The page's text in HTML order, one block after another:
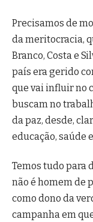
Precisamos de
da meritocracia,
Branco, Costa e
país era gerido
que vai influir no
buscam no
da paz, desde,
educação, saúde
Temos tudo para
não é homem de
como dono da
campanha em